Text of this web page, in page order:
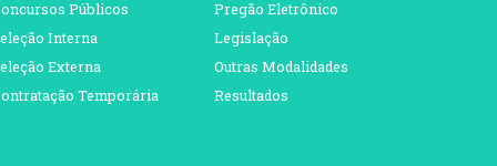
Públicos
Interna
Externa
Temporária
Pregão Eletrônico
Legislação
Outras Modalidades
Resultados